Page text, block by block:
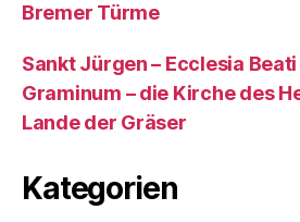
Bremer Türme
Sankt Jürgen – Ecclesia
Graminum – die Kirche des
Lande der Gräser
Kategorien